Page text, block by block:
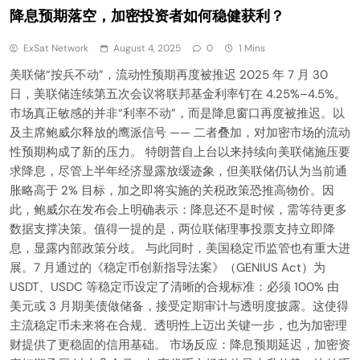
降息预期落空，加密投资者如何稳健获利？
ExSat Network August 4, 2025 0 1 Mins
美联储“按兵不动”，流动性预期再度被推迟 2025 年 7 月 30
日，美联储连续第五次会议将联邦基金利率钉在 4.25%–4.5%。
市场真正敏感的并非“利率不动”，而是降息窗口再度被推迟。以
及主席鲍威尔释放的鹰派信号 —— 二者叠加，对加密市场的流动
性预期构成了新的压力。 特朗普自上台以来持续向美联储施压要
求降息，尽管上半年经济显露放缓迹象，但美联储仍认为当前通
胀略高于 2% 目标，加之即将实施的关税政策恐推高物价。因
此，鲍威尔在发布会上明确表示：降息还不是时候，需等待更多
数据支撑决策。值得一提的是，两位联储理事投票支持立即降
息，显露内部政策分歧。 与此同时，美国稳定币监管也有重大进
展。7 月通过的《稳定币创新指导法案》（GENIUS Act）为
USDT、USDC 等稳定币设定了清晰的合规标准：必须 100% 由
美元或 3 月期美债做储备，接受定期审计与透明度披露。这使得
主流稳定币未来将在合规、透明性上迈出关键一步，也为加密理
财提供了更稳固的信用基础。 市场反应：降息预期延迟，加密资